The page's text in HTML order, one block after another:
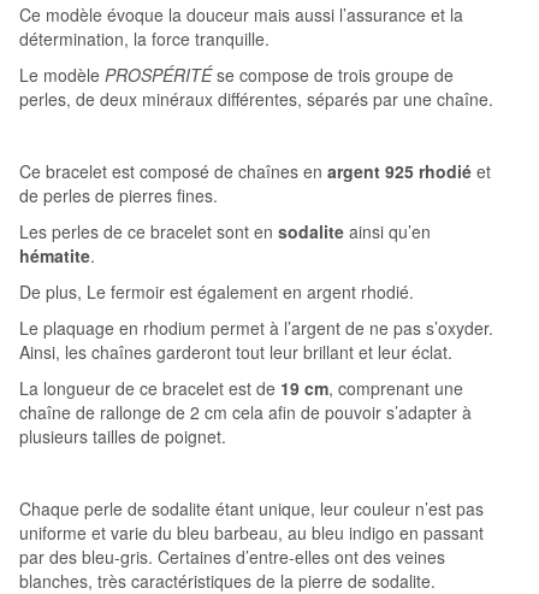
Ce modèle évoque la douceur mais aussi l’assurance et la
détermination, la force tranquille.
Le modèle PROSPÉRITÉse compose de trois groupe de
perles, de deux minéraux différentes, séparés par une chaîne.
Ce bracelet est composé de chaînes en argent 925 rhodié et
de perles de pierres fines.
Les perles de ce bracelet sont en sodalite ainsi qu’en
hématite.
De plus, Le fermoir est également en argent rhodié.
Le plaquage en rhodium permet à l’argent de ne pas s’oxyder.
Ainsi, les chaînes garderont tout leur brillant et leur éclat.
La longueur de ce bracelet est de 19 cm, comprenant une
chaîne de rallonge de 2 cm cela afin de pouvoir s’adapter à
plusieurs tailles de poignet.
Chaque perle de sodalite étant unique, leur couleur n’est pas
uniforme et varie du bleu barbeau, au bleu indigo en passant
par des bleu-gris. Certaines d’entre-elles ont des veines
blanches, très caractéristiques de la pierre de sodalite.